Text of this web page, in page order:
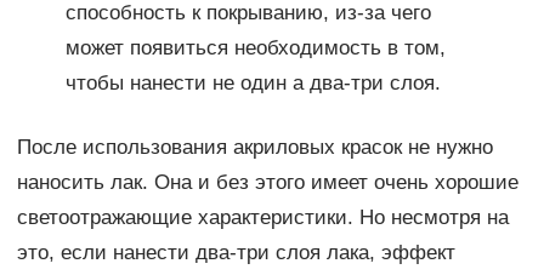
способность к покрыванию, из-за чего
может появиться необходимость в том,
чтобы нанести не один а два-три слоя.
После использования акриловых красок не нужно
наносить лак. Она и без этого имеет очень хорошие
светоотражающие характеристики. Но несмотря на
это, если нанести два-три слоя лака, эффект